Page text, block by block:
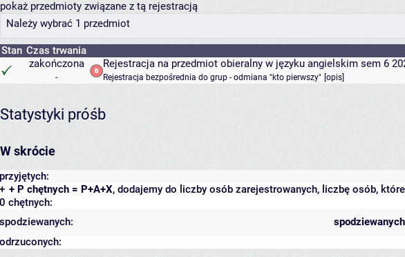
pokaż przedmioty związane z tą rejestracją
Należy wybrać 1 przedmiot
Stan Czas trwania
zakończona
-
Rejestracja na przedmiot obieralny w języku angielskim sem 6
Rejestracja bezpośrednia do grup - odmiana "kto pierwszy" opis
Statystyki próśb
W skrócie
przyjętych:
+ P chętnych = P+A+X, dodajemy do liczby osób zarejestrowanych, liczbę osób,
+
0 chętnych:
spodziewanych
spodziewanych:
odrzuconych: